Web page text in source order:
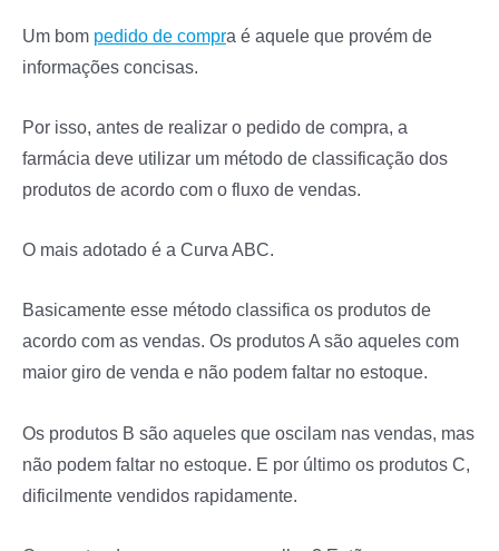
Um bom pedido de compra é aquele que provém de
informações concisas.
Por isso, antes de realizar o pedido de compra, a
farmácia deve utilizar um método de classificação dos
produtos de acordo com o fluxo de vendas.
O mais adotado é a Curva ABC.
Basicamente esse método classifica os produtos de
acordo com as vendas. Os produtos A são aqueles com
maior giro de venda e não podem faltar no estoque.
Os produtos B são aqueles que oscilam nas vendas, mas
não podem faltar no estoque. E por último os produtos C,
dificilmente vendidos rapidamente.